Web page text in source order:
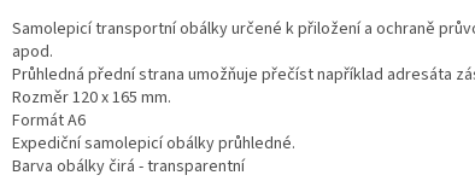
Samolepicí transportní obálky určené k přiložení a ochraně
apod.
Průhledná přední strana umožňuje přečíst například adresáta
Rozměr 120 x 165 mm.
Formát A6
Expediční samolepicí obálky průhledné.
Barva obálky čirá - transparentní